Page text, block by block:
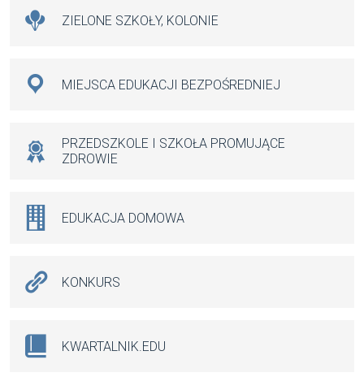
ZIELONE SZKOŁY, KOLONIE
MIEJSCA EDUKACJI BEZPOŚREDNIEJ
PRZEDSZKOLE I SZKOŁA PROMUJĄCE
ZDROWIE
EDUKACJA DOMOWA
KONKURS
KWARTALNIK.EDU